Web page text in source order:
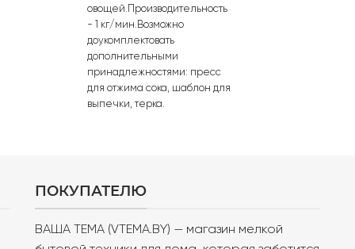
овощей.Производительность
- 1 кг/мин.Возможно
доукомплектовать
дополнительными
принадлежностями: пресс
для отжима сока, шаблон для
выпечки, терка.
ПОКУПАТЕЛЮ
ВАША ТЕМА (VTEMA.BY) — магазин мелкой